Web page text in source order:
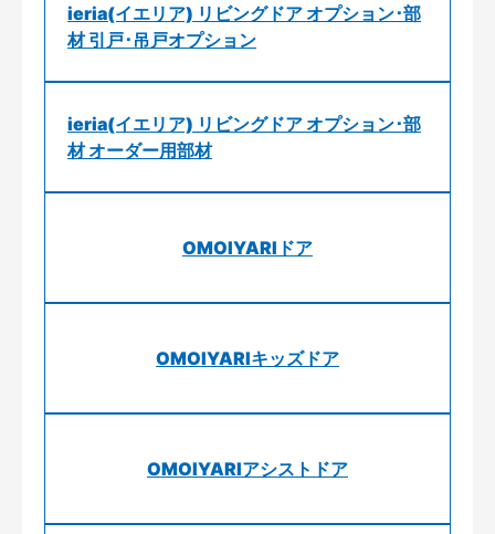
ieria(イエリア) リビングドア オプション･部
材 引戸･吊戸オプション
ieria(イエリア) リビングドア オプション･部
材 オーダー用部材
OMOIYARIドア
OMOIYARIキッズドア
OMOIYARIアシストドア